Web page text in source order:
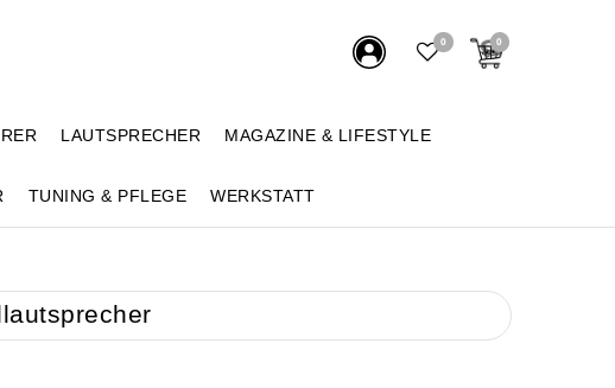
0 0
LAUTSPRECHER MAGAZINE & LIFESTYLE
TUNING & PFLEGE WERKSTATT